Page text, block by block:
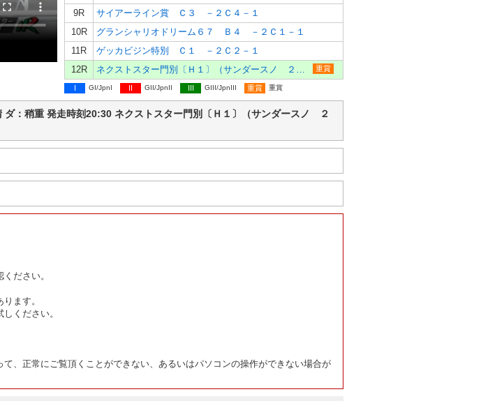
9R
サイアーライン賞 Ｃ３ －２Ｃ４－１
10R
グランシャリオドリーム６７ Ｂ４ －２Ｃ１－１
11R
ゲッカビジン特別 Ｃ１ －２Ｃ２－１
12R
重賞
I GI/JpnI II GII/JpnII III GIII/JpnIII 重賞 重賞
：稍重 発走時刻20:30 ネクストスター門別〔Ｈ１〕（サンダースノ ２
ださい。
ます。
ください。
、正常にご覧頂くことができない、あるいはパソコンの操作ができない場合が